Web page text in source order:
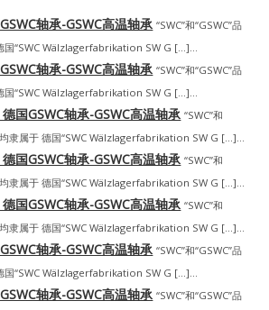
轴承-GSWC高温轴承 “SWC”和“GSWC”品
国“SWC Wälzlagerfabrikation SW G […]...
轴承-GSWC高温轴承 “SWC”和“GSWC”品
国“SWC Wälzlagerfabrikation SW G […]...
国GSWC轴承-GSWC高温轴承 “SWC”和
均隶属于 德国“SWC Wälzlagerfabrikation SW G […]...
国GSWC轴承-GSWC高温轴承 “SWC”和
均隶属于 德国“SWC Wälzlagerfabrikation SW G […]...
国GSWC轴承-GSWC高温轴承 “SWC”和
均隶属于 德国“SWC Wälzlagerfabrikation SW G […]...
轴承-GSWC高温轴承 “SWC”和“GSWC”品
国“SWC Wälzlagerfabrikation SW G […]...
轴承-GSWC高温轴承 “SWC”和“GSWC”品